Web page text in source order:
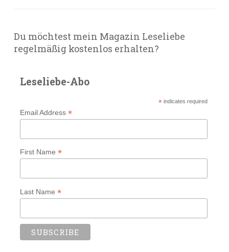
Du möchtest mein Magazin Leseliebe
regelmäßig kostenlos erhalten?
Leseliebe-Abo
*indicates required
Email Address *
First Name *
Last Name *